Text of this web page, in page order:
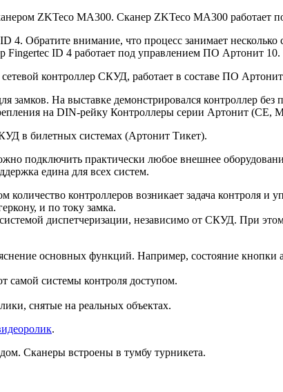
ZKTeco MA300. Сканер ZKTeco MA300
4. Обратите внимание, что процесс занимает
Fingertec ID 4 работает под управлением ПО Артонит 10.
контроллер СКУД, работает в составе ПО
На выставке демонстрировался контроллер
на DIN-рейку Контроллеры серии Артонит (СЕ,
в билетных системах (Артонит Тикет).
подключить практически любое внешнее
едина для всех систем.
контроллеров возникает задача контроля и
и по току замка.
диспетчеризации, независимо от СКУД. При
основных функций. Например, состояние кнопки
самой системы контроля доступом.
снятые на реальных объектах.
.
Сканеры встроены в тумбу турникета.